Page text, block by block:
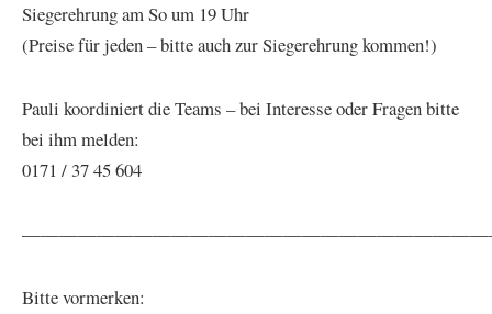
Siegerehrung am So um 19 Uhr
(Preise für jeden – bitte auch zur Siegerehrung kommen!)
Pauli koordiniert die Teams – bei Interesse oder Fragen bitte
bei ihm melden:
0171 / 37 45 604
Bitte vormerken: